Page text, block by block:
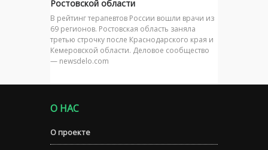
Ростовской области
В рейтинг терапевтов России вошли врачи из
69 регионов. Ростовская область заняла
третью строчку после Краснодарского края и
Кемеровской области. Деловое сообщество
— newsdelo.com
О НАС
О проекте